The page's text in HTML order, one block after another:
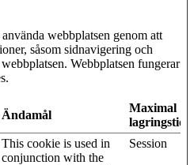
webbplatsen genom att
såsom sidnavigering och
Webbplatsen fungerar
Ändamål
Maximal
lagringstid
This cookie is used in
conjunction with the
Session